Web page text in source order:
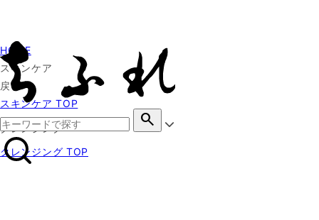
search
HOME
スキンケア
戻る
スキンケア TOP
クレンジング
クレンジング TOP